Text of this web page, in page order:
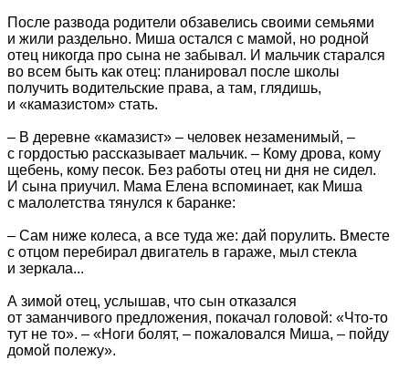
После развода родители обзавелись своими семьями
и жили раздельно. Миша остался с мамой, но родной
отец никогда про сына не забывал. И мальчик старался
во всем быть как отец: планировал после школы
получить водительские права, а там, глядишь,
и «камазистом» стать.
– В деревне «камазист» – человек незаменимый, –
с гордостью рассказывает мальчик. – Кому дрова, кому
щебень, кому песок. Без работы отец ни дня не сидел.
И сына приучил. Мама Елена вспоминает, как Миша
с малолетства тянулся к баранке:
– Сам ниже колеса, а все туда же: дай порулить. Вместе
с отцом перебирал двигатель в гараже, мыл стекла
и зеркала...
А зимой отец, услышав, что сын отказался
от заманчивого предложения, покачал головой: «Что-то
тут не то». – «Ноги болят, – пожаловался Миша, – пойду
домой полежу».